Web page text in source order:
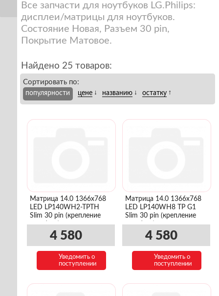
Все запчасти для ноутбуков LG.Philips:
дисплеи/матрицы для ноутбуков.
Состояние Новая, Разъем 30 pin,
Покрытие Матовое.
Найдено 25 товаров:
Сортировать по:
популярности цене ↓ названию ↓ остатку ↑
Матрица 14.0 1366x768
LED LP140WH2-TPTH
Slim 30 pin (крепление
верх/низ)
4 580
Уведомить о
поступлении
Матрица 14.0 1366x768
LED LP140WH8 TP G1
Slim 30 pin (крепление
верх/низ)
4 580
Уведомить о
поступлении